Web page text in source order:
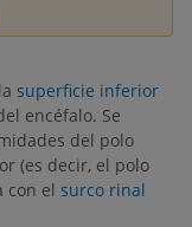
superficie inferior
encéfalo. Se
del polo
(es decir, el polo
con el surco rinal